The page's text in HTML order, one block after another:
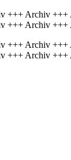
Archiv
+++ Archiv +++
Archiv
+++ Archiv +++